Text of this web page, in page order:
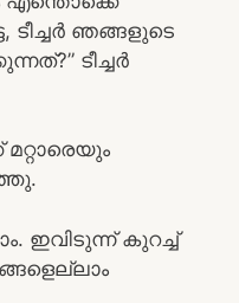
ടീച്ചർ ഞങ്ങളുടെ
ടീച്ചർ
ഇവിടുന്ന് കുറച്ച്